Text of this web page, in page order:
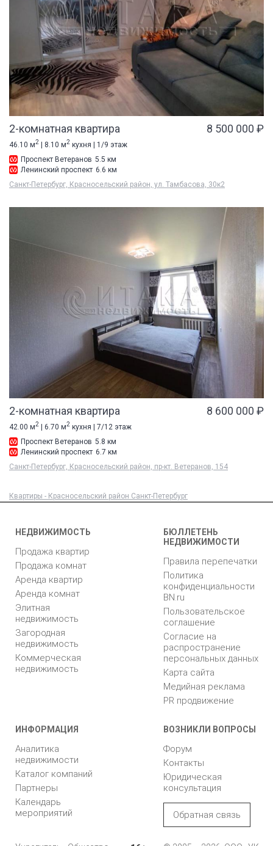
2-комнатная квартира 8 500 000 ₽
46.10 м2 | 8.10 м2 кухня | 1/9 этаж
Проспект Ветеранов 5.5 км
Ленинский проспект 6.6 км
Санкт-Петербург, Красносельский район, ул. Тамбасова, 30к2
2-комнатная квартира 8 600 000 ₽
42.00 м2 | 6.70 м2 кухня | 7/12 этаж
Проспект Ветеранов 5.8 км
Ленинский проспект 6.7 км
Санкт-Петербург, Красносельский район, пр-кт. Ветеранов, 154
Квартиры - Красносельский район Санкт-Петербург
НЕДВИЖИМОСТЬ
Продажа квартир
Продажа комнат
Аренда квартир
Аренда комнат
Элитная
недвижимость
Загородная
недвижимость
Коммерческая
недвижимость
БЮЛЛЕТЕНЬ
НЕДВИЖИМОСТИ
Правила перепечатки
Политика
конфиденциальности
BN.ru
Пользовательское
соглашение
Согласие на
распространение
персональных данных
Карта сайта
Медийная реклама
PR продвижение
ИНФОРМАЦИЯ
Аналитика
недвижимости
Каталог компаний
Партнеры
Календарь
мероприятий
ВОЗНИКЛИ ВОПРОСЫ
Форум
Контакты
Юридическая
консультация
Обратная связь